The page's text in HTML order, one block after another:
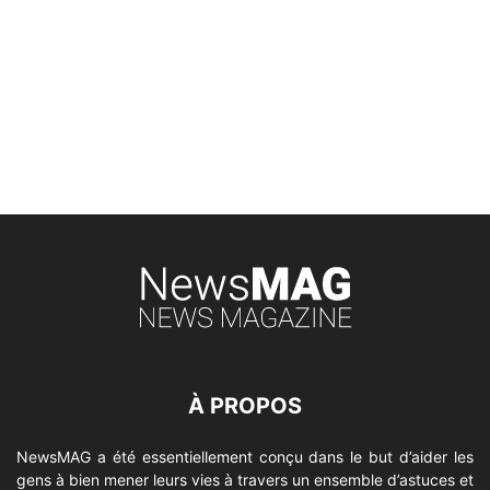
À PROPOS
NewsMAG a été essentiellement conçu dans le but d’aider les
gens à bien mener leurs vies à travers un ensemble d’astuces et